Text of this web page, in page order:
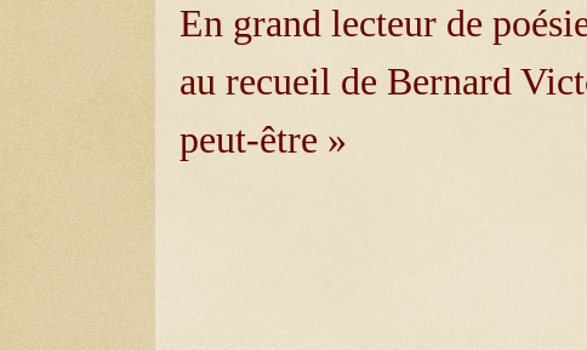
En grand lecteur de
au recueil de Bernard
peut-être »